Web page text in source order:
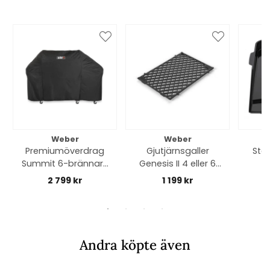
Weber
Premiumöverdrag
Summit 6-brännare
(2026) - black
2 799 kr
Weber
Gjutjärnsgaller
Genesis II 4 eller 6
brännare - black
1 199 kr
Andra köpte även